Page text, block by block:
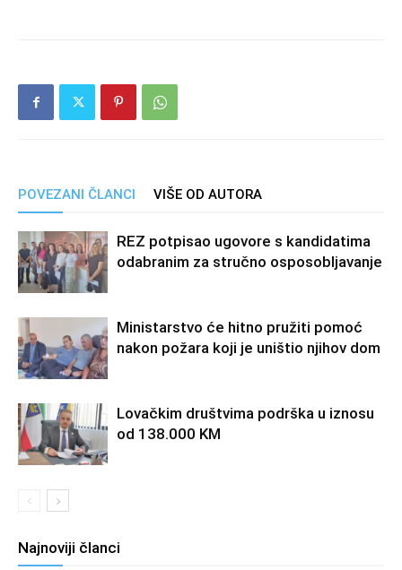
POVEZANI ČLANCI VIŠE OD AUTORA
REZ potpisao ugovore s kandidatima
odabranim za stručno osposobljavanje
Ministarstvo će hitno pružiti pomoć
nakon požara koji je uništio njihov dom
Lovačkim društvima podrška u iznosu
od 138.000 KM
Najnoviji članci